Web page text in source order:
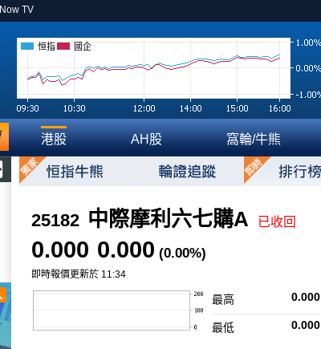
Now TV
恒指 國企
港股 AH股 窩輪/牛熊
25182 中際摩利六七購A 已收回
0.000 0.000 (0.00%)
即時報價更新於 11:34
0.000
最高
0.000
最低